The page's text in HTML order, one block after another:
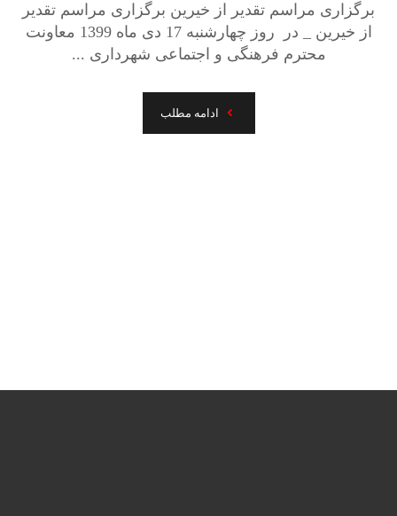
برگزاری مراسم تقدیر از خیرین برگزاری مراسم تقدیر
از خیرین _ در روز چهارشنبه 17 دی ماه 1399 معاونت
محترم فرهنگی و اجتماعی شهرداری ...
ادامه مطلب